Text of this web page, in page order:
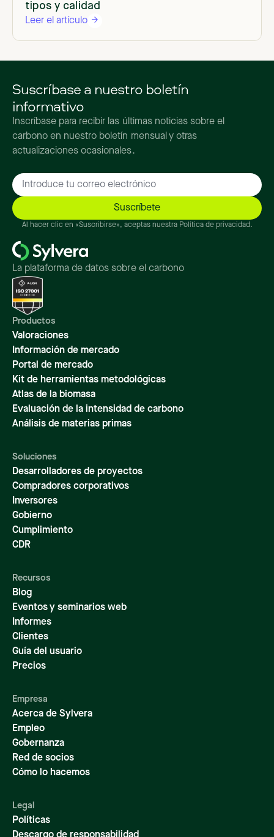
tipos y calidad
Leer el artículo
Suscríbase a nuestro boletín
informativo
Inscríbase para recibir las últimas noticias sobre el
carbono en nuestro boletín mensual y otras
actualizaciones ocasionales.
Al hacer clic en «Suscribirse», aceptas nuestra Política de privacidad.
La plataforma de datos sobre el carbono
Productos
Valoraciones
Información de mercado
Portal de mercado
Kit de herramientas metodológicas
Atlas de la biomasa
Evaluación de la intensidad de carbono
Análisis de materias primas
Soluciones
Desarrolladores de proyectos
Compradores corporativos
Inversores
Gobierno
Cumplimiento
CDR
Recursos
Blog
Eventos y seminarios web
Informes
Clientes
Guía del usuario
Precios
Empresa
Acerca de Sylvera
Empleo
Gobernanza
Red de socios
Cómo lo hacemos
Legal
Políticas